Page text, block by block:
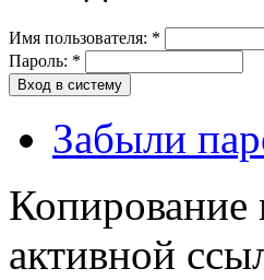
Имя пользователя: *
Пароль: *
Забыли
Копирование
активной